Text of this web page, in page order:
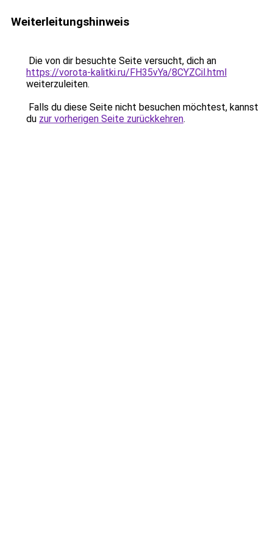
Weiterleitungshinweis
Die von dir besuchte Seite versucht, dich an
https://vorota-kalitki.ru/FH35vYa/8CYZCil.html
weiterzuleiten.
Falls du diese Seite nicht besuchen möchtest, kannst
du zur vorherigen Seite zurückkehren.